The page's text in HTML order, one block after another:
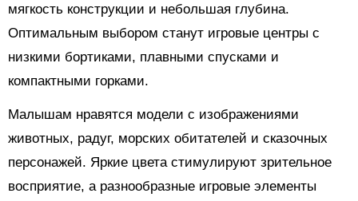
мягкость конструкции и небольшая глубина.
Оптимальным выбором станут игровые центры с
низкими бортиками, плавными спусками и
компактными горками.
Малышам нравятся модели с изображениями
животных, радуг, морских обитателей и сказочных
персонажей. Яркие цвета стимулируют зрительное
восприятие, а разнообразные игровые элементы